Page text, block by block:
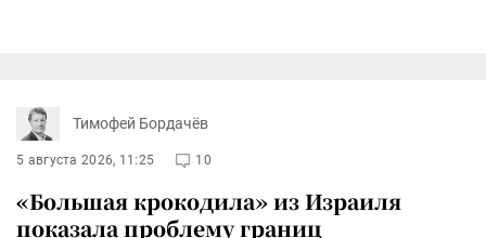
Тимофей Бордачёв
5 августа 2026, 11:25 10
«Большая крокодила» из Израиля
показала проблему границ